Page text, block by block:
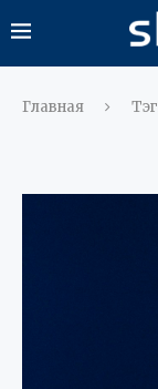
Главная